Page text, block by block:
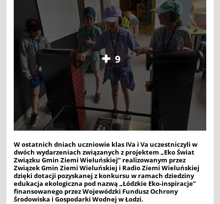
9
W ostatnich dniach uczniowie klas IVa i Va uczestniczyli w
dwóch wydarzeniach związanych z projektem „Eko Świat
Związku Gmin Ziemi Wieluńskiej” realizowanym przez
Związek Gmin Ziemi Wieluńskiej i Radio Ziemi Wieluńskiej
dzięki dotacji pozyskanej z konkursu w ramach dziedziny
edukacja ekologiczna pod nazwą „Łódzkie Eko-inspiracje”
finansowanego przez Wojewódzki Fundusz Ochrony
Środowiska i Gospodarki Wodnej w Łodzi.